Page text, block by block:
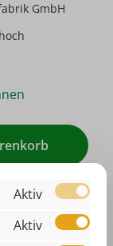
GmbH
Aktiv
Aktiv